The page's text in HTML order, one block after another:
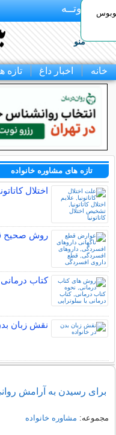
بـیتوتــه
منو
خانه اخبار داغ تازه
تازه های مشاوره خانواده
اختلال
روش صحیح
کتاب
نقش زبان
برای رسیدن به آرامش
مجموعه: مشاوره خانواده